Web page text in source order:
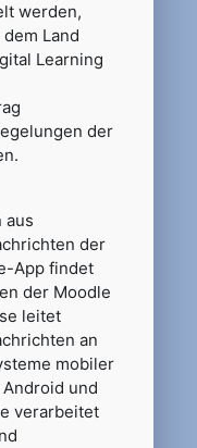
werden,
Land
Learning
der
aus
der
App findet
der Moodle
leitet
an
mobiler
und
verarbeitet